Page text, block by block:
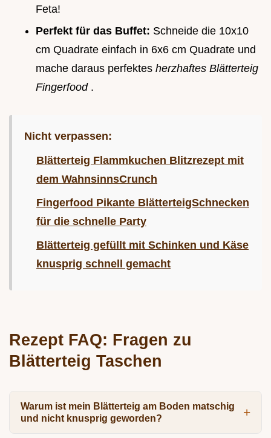
Feta!
Perfekt für das Buffet: Schneide die 10x10
cm Quadrate einfach in 6x6 cm Quadrate und
mache daraus perfektes herzhaftes Blätterteig
Fingerfood .
Nicht verpassen:
Blätterteig Flammkuchen Blitzrezept mit
dem WahnsinnsCrunch
Fingerfood Pikante BlätterteigSchnecken
für die schnelle Party
Blätterteig gefüllt mit Schinken und Käse
knusprig schnell gemacht
Rezept FAQ: Fragen zu
Blätterteig Taschen
Warum ist mein Blätterteig am Boden matschig
und nicht knusprig geworden?